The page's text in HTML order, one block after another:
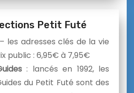
Petit Futé
les adresses clés de la vie
public : 6,95€ à 7,95€
: lancés en 1992, les
du Petit Futé sont des